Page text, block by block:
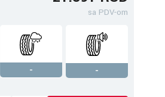
sa PDV-om
-
-